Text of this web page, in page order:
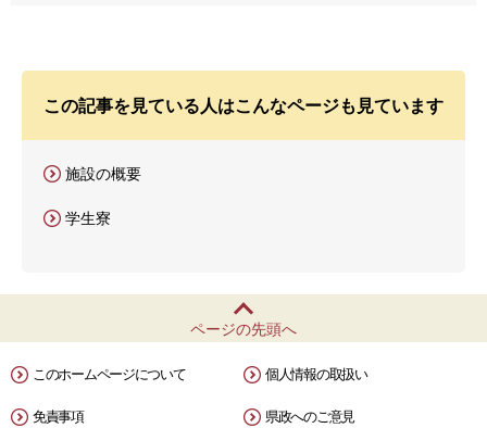
この記事を見ている人はこんなページも見ています
施設の概要
学生寮
ページの先頭へ
このホームページについて 個人情報の取扱い
免責事項 県政へのご意見